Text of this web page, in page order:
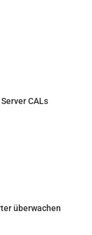
CALs
überwachen